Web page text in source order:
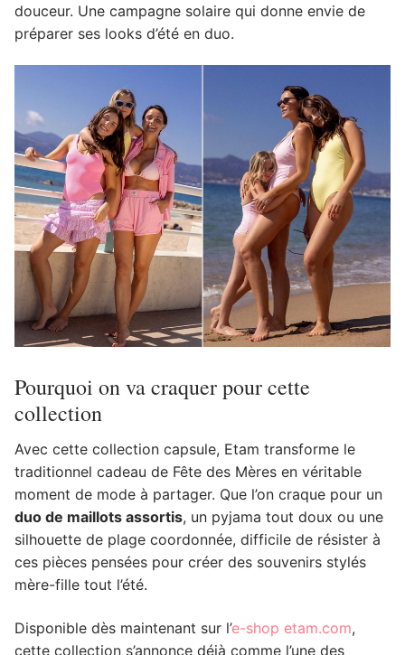
douceur. Une campagne solaire qui donne envie de
préparer ses looks d’été en duo.
Pourquoi on va craquer pour cette
collection
Avec cette collection capsule, Etam transforme le
traditionnel cadeau de Fête des Mères en véritable
moment de mode à partager. Que l’on craque pour un
duo de maillots assortis, un pyjama tout doux ou une
silhouette de plage coordonnée, difficile de résister à
ces pièces pensées pour créer des souvenirs stylés
mère-fille tout l’été.
Disponible dès maintenant sur l’e-shop etam.com,
cette collection s’annonce déjà comme l’une des